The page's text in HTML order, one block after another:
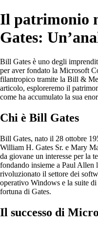
Il patrimonio
Gates:
Bill Gates è uno degli
per aver fondato la Microsoft
filantropico tramite la Bill &
articolo, esploreremo il
come ha accumulato la sua
Chi è Bill Gates
Bill Gates, nato il 28 ottobre
William H. Gates Sr. e Mary
da giovane un interesse per la
fondando insieme a Paul Allen
rivoluzionato il settore dei
operativo Windows e la suite
fortuna di Gates.
Il successo di